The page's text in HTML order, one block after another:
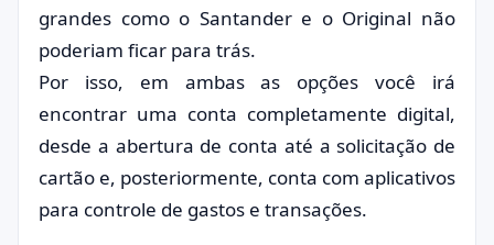
grandes como o Santander e o Original não
poderiam ficar para trás.
Por isso, em ambas as opções você irá
encontrar uma conta completamente digital,
desde a abertura de conta até a solicitação de
cartão e, posteriormente, conta com aplicativos
para controle de gastos e transações.